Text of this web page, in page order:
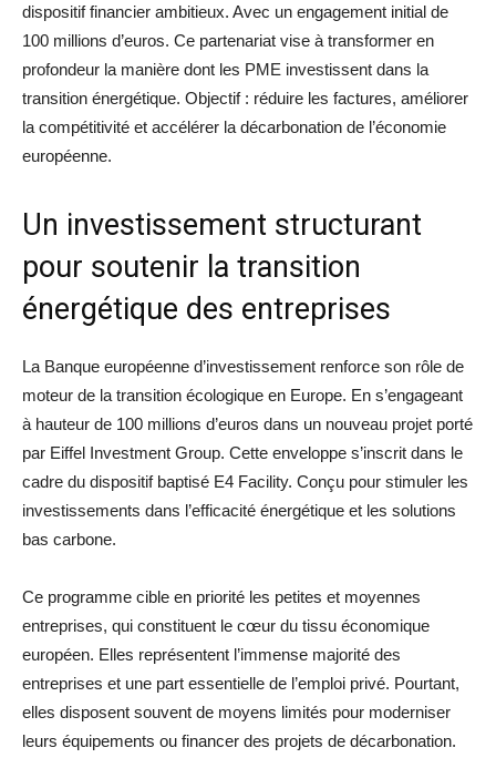
dispositif financier ambitieux. Avec un engagement initial de
100 millions d’euros. Ce partenariat vise à transformer en
profondeur la manière dont les PME investissent dans la
transition énergétique. Objectif : réduire les factures, améliorer
la compétitivité et accélérer la décarbonation de l’économie
européenne.
Un investissement structurant
pour soutenir la transition
énergétique des entreprises
La Banque européenne d’investissement renforce son rôle de
moteur de la transition écologique en Europe. En s’engageant
à hauteur de 100 millions d’euros dans un nouveau projet porté
par Eiffel Investment Group. Cette enveloppe s’inscrit dans le
cadre du dispositif baptisé E4 Facility. Conçu pour stimuler les
investissements dans l’efficacité énergétique et les solutions
bas carbone.
Ce programme cible en priorité les petites et moyennes
entreprises, qui constituent le cœur du tissu économique
européen. Elles représentent l’immense majorité des
entreprises et une part essentielle de l’emploi privé. Pourtant,
elles disposent souvent de moyens limités pour moderniser
leurs équipements ou financer des projets de décarbonation.